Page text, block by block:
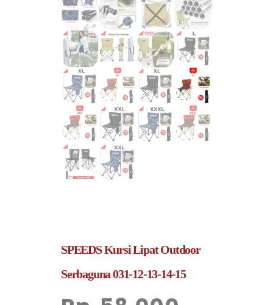
SPEEDS Kursi Lipat Outdoor
Serbaguna 031-12-13-14-15